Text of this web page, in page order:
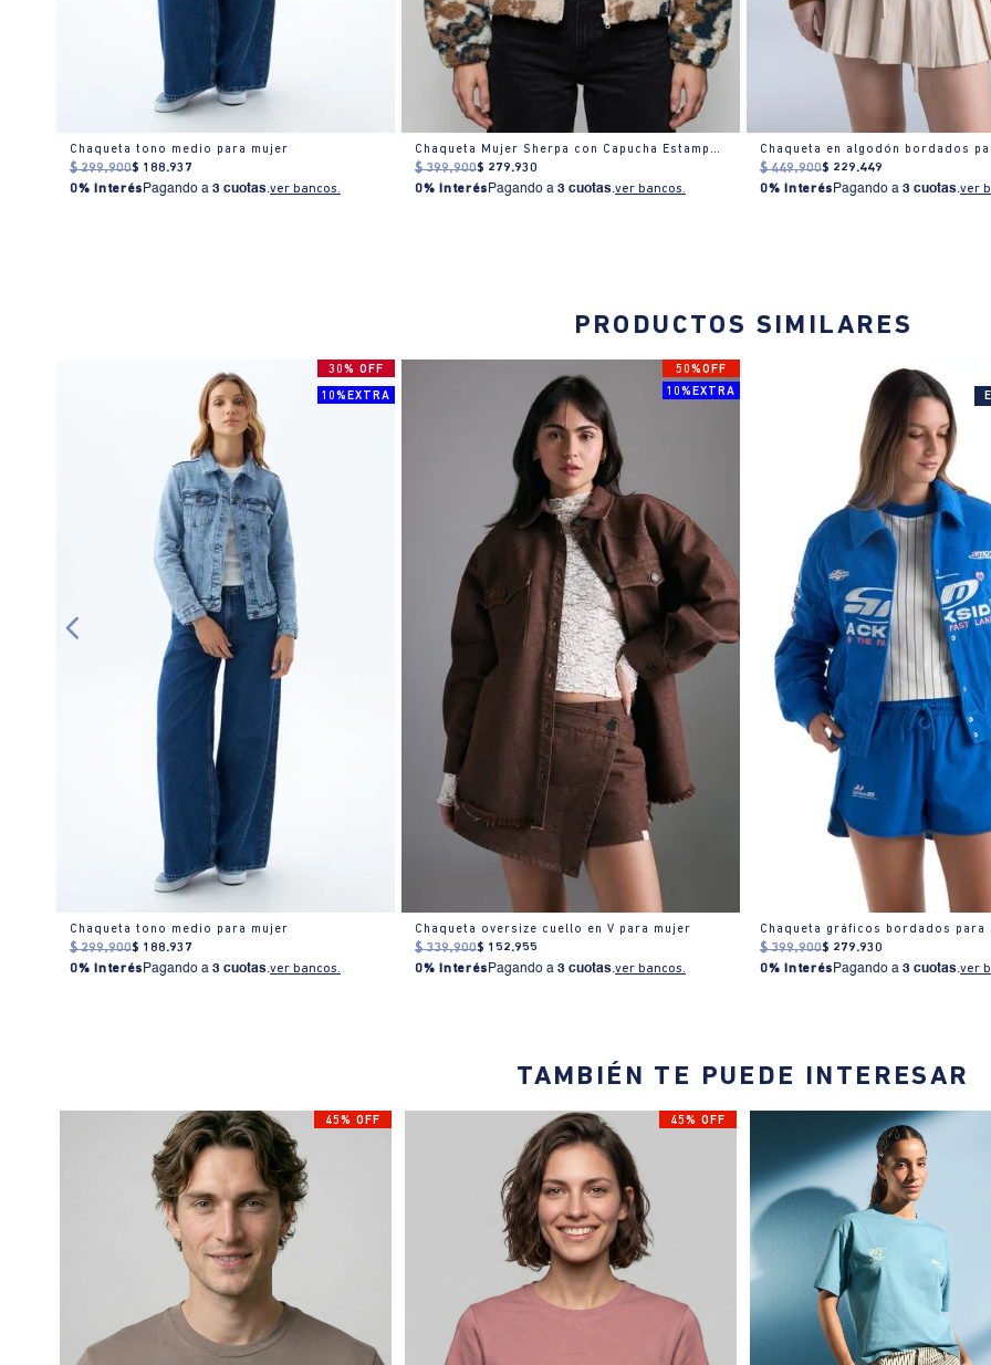
Chaqueta tono medio para mujer
$ 299.900$ 188.937
0% Interés Pagando a3 cuotas.ver bancos.
Chaqueta Mujer Sherpa con Capucha Estampado Camuflado
$ 399.900$ 279.930
0% Interés Pagando a3 cuotas.ver bancos.
Chaqueta en algodón bordados
$ 449.900$ 229.449
0% Interés Pagando a3 cuotas.ver
PRODUCTOS SIMILARES
30% OFF
10%EXTRA
Chaqueta tono medio para mujer
$ 299.900$ 188.937
0% Interés Pagando a3 cuotas.ver bancos.
50%OFF
10%EXTRA
Chaqueta oversize cuello en V para mujer
$ 339.900$ 152.955
0% Interés Pagando a3 cuotas.ver bancos.
Chaqueta gráficos bordados para
$ 399.900$ 279.930
0% Interés Pagando a3 cuotas.ver
TAMBIÉN TE PUEDE INTERESAR
45% OFF 45% OFF